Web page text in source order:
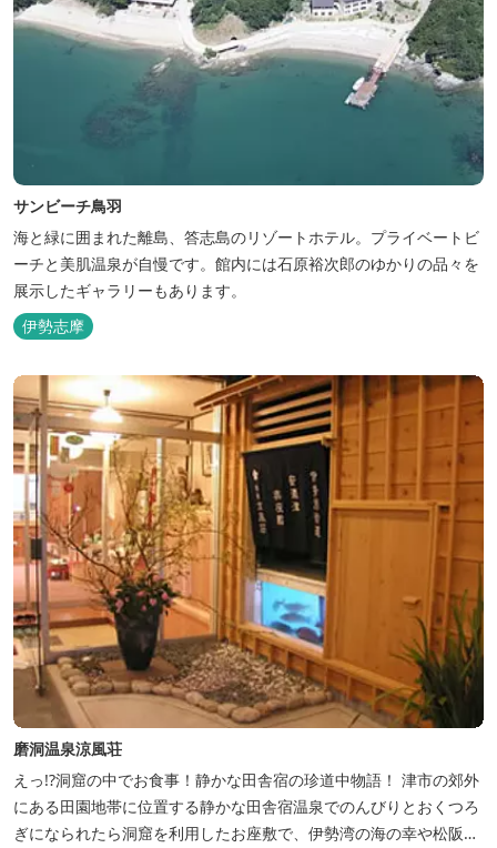
サンビーチ鳥羽
海と緑に囲まれた離島、答志島のリゾートホテル。プライベートビ
ーチと美肌温泉が自慢です。館内には石原裕次郎のゆかりの品々を
展示したギャラリーもあります。
伊勢志摩
磨洞温泉涼風荘
えっ!?洞窟の中でお食事！静かな田舎宿の珍道中物語！ 津市の郊外
にある田園地帯に位置する静かな田舎宿温泉でのんびりとおくつろ
ぎになられたら洞窟を利用したお座敷で、伊勢湾の海の幸や松阪肉